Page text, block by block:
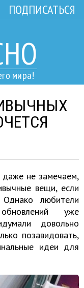
мира!
ПОДПИСАТЬСЯ
даже не замечаем,
вещи, если
Однако любители
уже
довольно
позавидовать,
идеи для